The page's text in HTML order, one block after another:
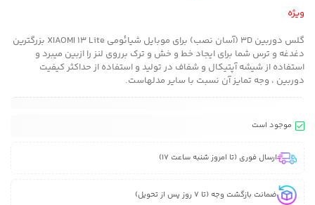
ویژه
گلس دوربین 3D (آسان نصب) برای موبایل شیائومی XIAOMI 13 Lite بزرگترین
دغدغه و ترس شما برای ایجاد خط و خش و ترک برروی لنز را ازبین میبرد و
استفاده از شیشه آپتیکال و شفاف در تولید و استفاده از حداکثر کیفیت
دوربین ، وجه تمایز آن نسبت با سایر مدلهاست.
موجود است
ارسال فوری (تا امروز شنبه ساعت 17)
ضمانت بازگشت وجه (تا 7 روز پس از تحویل)